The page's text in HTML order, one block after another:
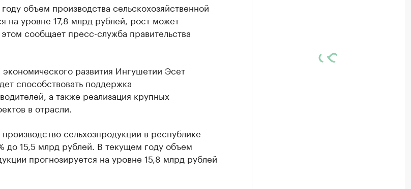
объем производства сельскохозяйственной
на уровне 17,8 млрд рублей, рост может
сообщает пресс-служба правительства
развития Ингушетии Эсет
способствовать поддержка
а также реализация крупных
в отрасли.
сельхозпродукции в республике
до 15,5 млрд рублей. В текущем году объем
прогнозируется на уровне 15,8 млрд рублей